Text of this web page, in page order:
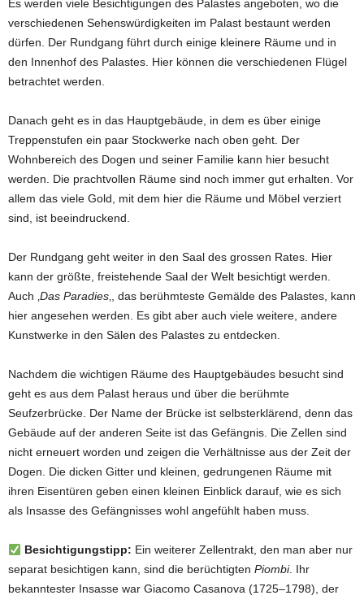
Es werden viele Besichtigungen des Palastes angeboten, wo die
verschiedenen Sehenswürdigkeiten im Palast bestaunt werden
dürfen. Der Rundgang führt durch einige kleinere Räume und in
den Innenhof des Palastes. Hier können die verschiedenen Flügel
betrachtet werden.
Danach geht es in das Hauptgebäude, in dem es über einige
Treppenstufen ein paar Stockwerke nach oben geht. Der
Wohnbereich des Dogen und seiner Familie kann hier besucht
werden. Die prachtvollen Räume sind noch immer gut erhalten. Vor
allem das viele Gold, mit dem hier die Räume und Möbel verziert
sind, ist beeindruckend.
Der Rundgang geht weiter in den Saal des grossen Rates. Hier
kann der größte, freistehende Saal der Welt besichtigt werden.
Auch ‚Das Paradies‚, das berühmteste Gemälde des Palastes, kann
hier angesehen werden. Es gibt aber auch viele weitere, andere
Kunstwerke in den Sälen des Palastes zu entdecken.
Nachdem die wichtigen Räume des Hauptgebäudes besucht sind
geht es aus dem Palast heraus und über die berühmte
Seufzerbrücke. Der Name der Brücke ist selbsterklärend, denn das
Gebäude auf der anderen Seite ist das Gefängnis. Die Zellen sind
nicht erneuert worden und zeigen die Verhältnisse aus der Zeit der
Dogen. Die dicken Gitter und kleinen, gedrungenen Räume mit
ihren Eisentüren geben einen kleinen Einblick darauf, wie es sich
als Insasse des Gefängnisses wohl angefühlt haben muss.
Besichtigungstipp: Ein weiterer Zellentrakt, den man aber nur
separat besichtigen kann, sind die berüchtigten Piombi. Ihr
bekanntester Insasse war Giacomo Casanova (1725–1798), der